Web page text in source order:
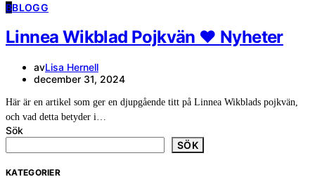
BBLOGG
Linnea Wikblad Pojkvän ❤️ Nyheter
avLisa Hernell
december 31, 2024
Här är en artikel som ger en djupgående titt på Linnea Wikblads pojkvän,
och vad detta betyder i…
Sök
SÖK
KATEGORIER